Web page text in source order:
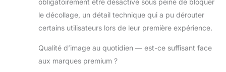
prédéfinie et l'encerclement de
cible, associés au positionnement
GPS pour obtenir des prises de vue
de photographie aérienne créative.
Drone Radiocommandé Portable
Pro : Télécommande à écran intégré
obligatoirement être désactivé sous peine de bloquer
le décollage, un détail technique qui a pu dérouter
certains utilisateurs lors de leur première expérience.
Qualité d’image au quotidien — est-ce suffisant face
aux marques premium ?